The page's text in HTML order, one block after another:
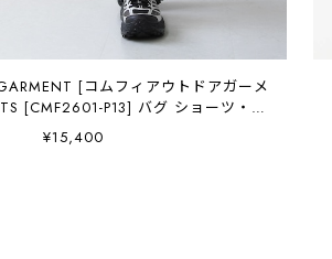
[コムフィアウトドアガーメ
[CMF2601-P13] バグ ショーツ・シ
陸両用・耐水・通気性・軽量・キャン
・アクティビティMEN'S / LADY'S
¥15,400